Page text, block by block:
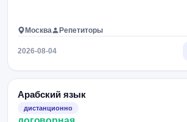
Москва Репетиторы
2026-08-04
Арабский язык
дистанционно